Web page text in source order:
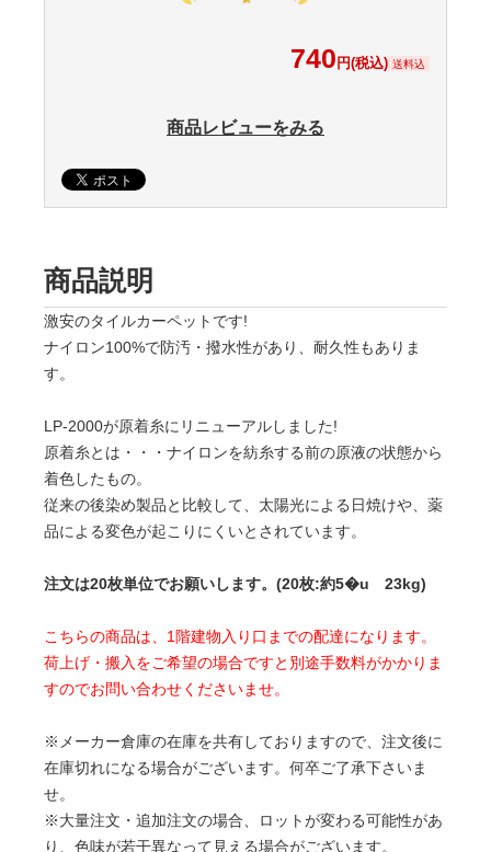
740 円(税込) 送料込
商品レビューをみる
商品説明
激安のタイルカーペットです!
ナイロン100%で防汚・撥水性があり、耐久性もありま
す。
LP-2000が原着糸にリニューアルしました!
原着糸とは・・・ナイロンを紡糸する前の原液の状態から
着色したもの。
従来の後染め製品と比較して、太陽光による日焼けや、薬
品による変色が起こりにくいとされています。
注文は20枚単位でお願いします。(20枚:約5�u 23kg)
こちらの商品は、1階建物入り口までの配達になります。
荷上げ・搬入をご希望の場合ですと別途手数料がかかりま
すのでお問い合わせくださいませ。
※メーカー倉庫の在庫を共有しておりますので、注文後に
在庫切れになる場合がございます。何卒ご了承下さいま
せ。
※大量注文・追加注文の場合、ロットが変わる可能性があ
り、色味が若干異なって見える場合がございます。